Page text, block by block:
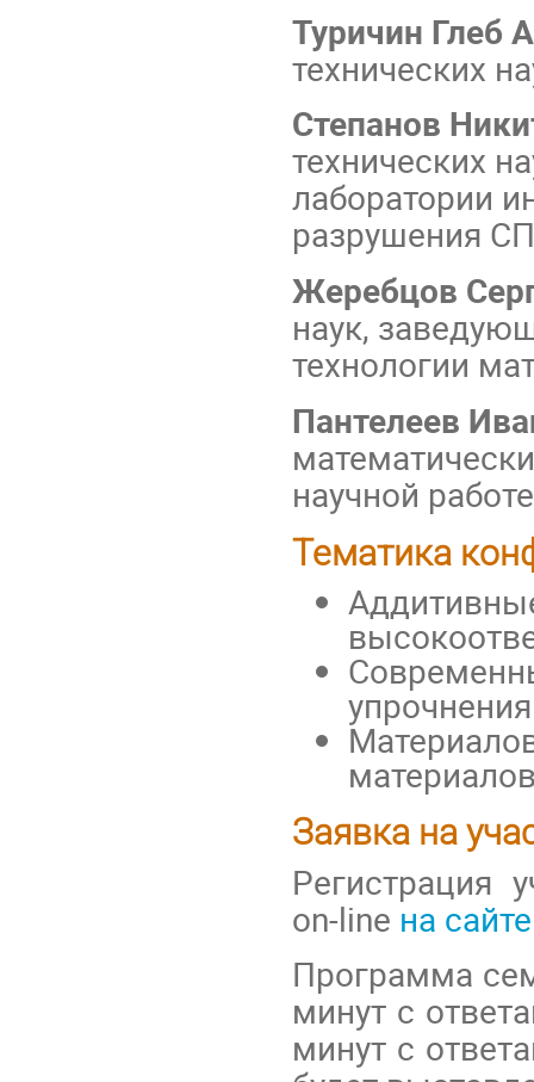
Туричин Глеб
технических
Степанов
технических
лаборатории
разрушения
Жеребцов
наук,
технологии
Пантелеев
научной
Тематика
Заявка на
Регистрация
on-line на
Программа
минут с
минут с